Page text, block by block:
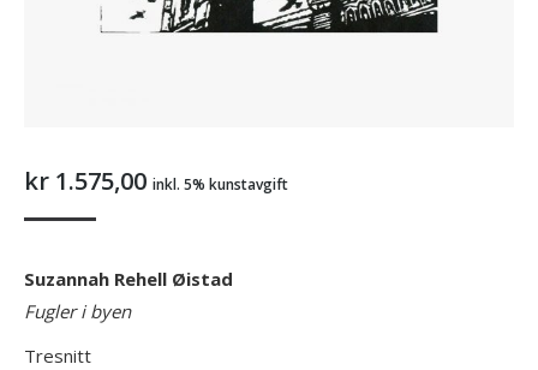
kr 1.575,00 inkl. 5% kunstavgift
Suzannah Rehell Øistad
Fugler i byen
Tresnitt